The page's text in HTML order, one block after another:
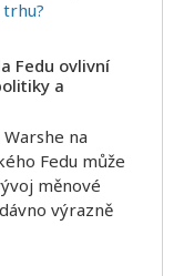
Fedu ovlivní
a
na
Fedu může
měnové
výrazně